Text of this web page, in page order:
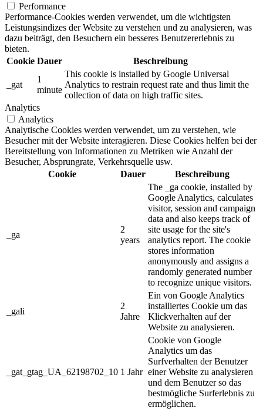
Performance
Performance-Cookies werden verwendet, um die wichtigsten
Leistungsindizes der Website zu verstehen und zu analysieren, was
dazu beiträgt, den Besuchern ein besseres Benutzererlebnis zu
bieten.
Cookie Dauer Beschreibung
_gat
1
minute
This cookie is installed by Google Universal
Analytics to restrain request rate and thus limit the
collection of data on high traffic sites.
Analytics
Analytics
Analytische Cookies werden verwendet, um zu verstehen, wie
Besucher mit der Website interagieren. Diese Cookies helfen bei der
Bereitstellung von Informationen zu Metriken wie Anzahl der
Besucher, Absprungrate, Verkehrsquelle usw.
Cookie
Dauer Beschreibung
_ga
2
years
The _ga cookie, installed by
Google Analytics, calculates
visitor, session and campaign
data and also keeps track of
site usage for the site's
analytics report. The cookie
stores information
anonymously and assigns a
randomly generated number
to recognize unique visitors.
_gali
2
Jahre
Ein von Google Analytics
installiertes Cookie um das
Klickverhalten auf der
Website zu analysieren.
_gat_gtag_UA_62198702_10 1 Jahr
Cookie von Google
Analytics um das
Surfverhalten der Benutzer
einer Website zu analysieren
und dem Benutzer so das
bestmögliche Surferlebnis zu
ermöglichen.